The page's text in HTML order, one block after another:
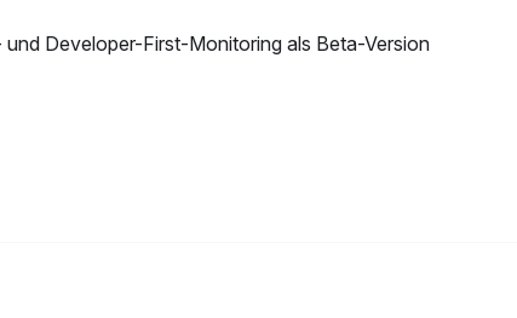
Developer-First-Monitoring als Beta-Version